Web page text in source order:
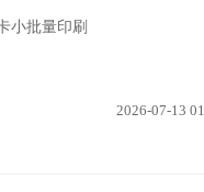
小批量印刷
2026-07-13